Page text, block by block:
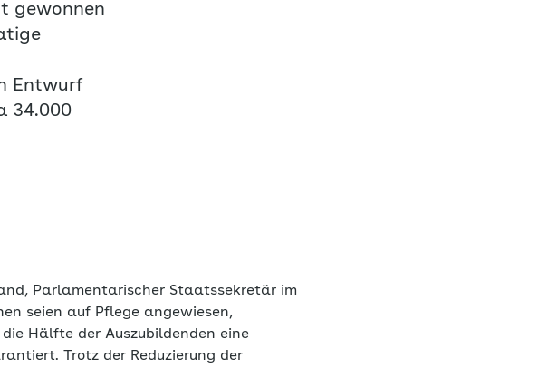
gewonnen
Entwurf
34.000
Parlamentarischer Staatssekretär im
seien auf Pflege angewiesen,
Hälfte der Auszubildenden eine
Trotz der Reduzierung der